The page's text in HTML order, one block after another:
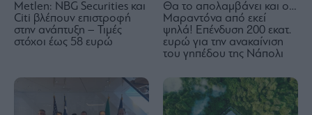
Metlen: NBG Securities και
Citi βλέπουν επιστροφή
στην ανάπτυξη – Τιμές
στόχοι έως 58 ευρώ
Θα το απολαμβάνει και ο…
Μαραντόνα από εκεί
ψηλά! Επένδυση 200 εκατ.
ευρώ για την ανακαίνιση
του γηπέδου της Νάπολι